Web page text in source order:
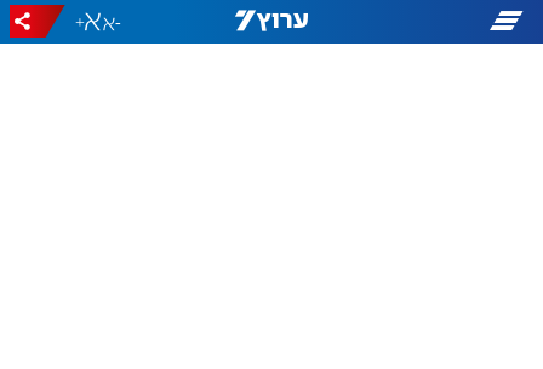
-
+